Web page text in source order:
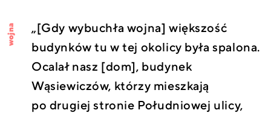
„[Gdy wybuchła wojna] większość
budynków tu w tej okolicy była spalona.
Ocalał nasz [dom], budynek
Wąsiewiczów, którzy mieszkają
po drugiej stronie Południowej ulicy,
wojna